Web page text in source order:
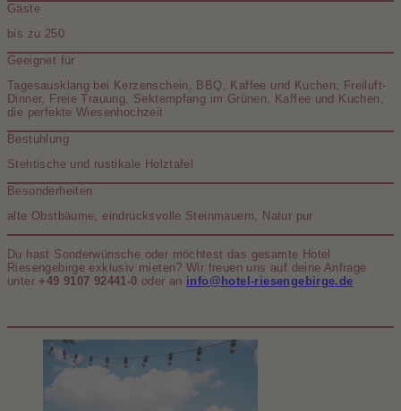
Gäste
bis zu 250
Geeignet für
Tagesausklang bei Kerzenschein, BBQ, Kaffee und Kuchen, Freiluft-
Dinner, Freie Trauung, Sektempfang im Grünen, Kaffee und Kuchen,
die perfekte Wiesenhochzeit
Bestuhlung
Stehtische und rustikale Holztafel
Besonderheiten
alte Obstbäume, eindrucksvolle Steinmauern, Natur pur
Du hast Sonderwünsche oder möchtest das gesamte Hotel
Riesengebirge exklusiv mieten? Wir freuen uns auf deine Anfrage
unter+49 9107 92441-0 oder an info@hotel-riesengebirge.de